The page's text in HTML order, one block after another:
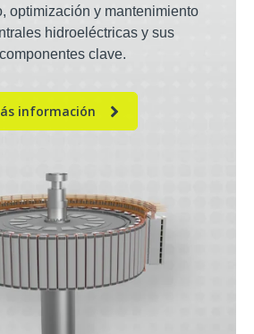
optimización y mantenimiento
hidroeléctricas y sus
componentes clave.
información